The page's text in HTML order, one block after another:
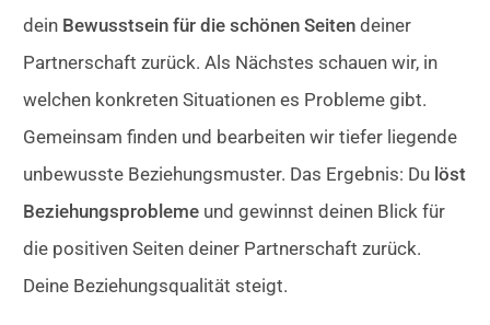
dein Bewusstsein für die schönen Seiten deiner
Partnerschaft zurück. Als Nächstes schauen wir, in
welchen konkreten Situationen es Probleme gibt.
Gemeinsam finden und bearbeiten wir tiefer liegende
unbewusste Beziehungsmuster. Das Ergebnis: Du löst
Beziehungsprobleme und gewinnst deinen Blick für
die positiven Seiten deiner Partnerschaft zurück.
Deine Beziehungsqualität steigt.